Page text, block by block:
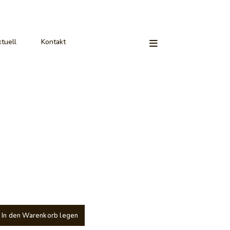
Kontakt
In den Warenkorb legen